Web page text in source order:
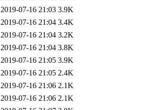
2019-07-16 21:03 3.9K
2019-07-16 21:04 3.4K
2019-07-16 21:04 3.2K
2019-07-16 21:04 3.8K
2019-07-16 21:05 3.9K
2019-07-16 21:05 2.4K
2019-07-16 21:06 2.1K
2019-07-16 21:06 2.1K